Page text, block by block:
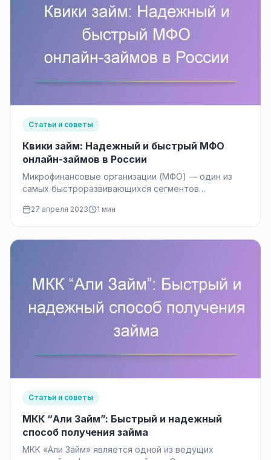
Статьи и советы
Квики займ: Надежный и быстрый МФО
онлайн-займов в России
Микрофинансовые организации (МФО) — один из
самых быстроразвивающихся сегментов
МФО…
27 апреля 2023 1 мин
Статьи и советы
МКК “Али Займ”: Быстрый и надежный
способ получения займа
МКК «Али Займ» является одной из ведущих